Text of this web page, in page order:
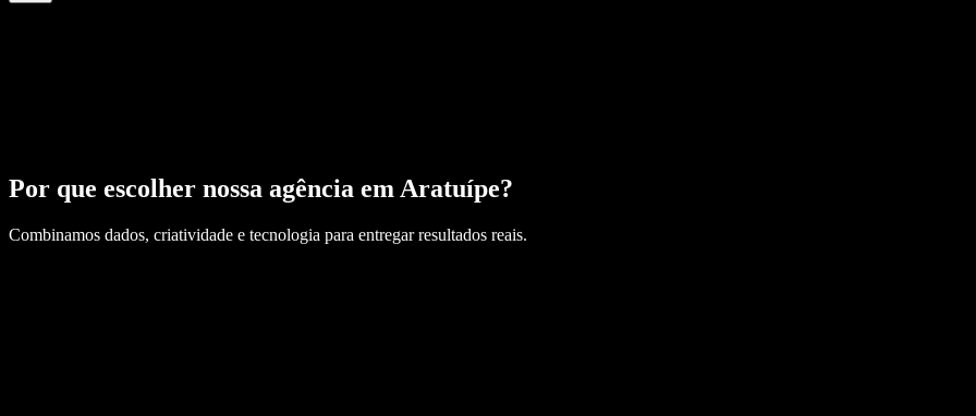
Por que escolher nossa agência em Aratuípe?
Combinamos dados, criatividade e tecnologia para entregar resultados reais.